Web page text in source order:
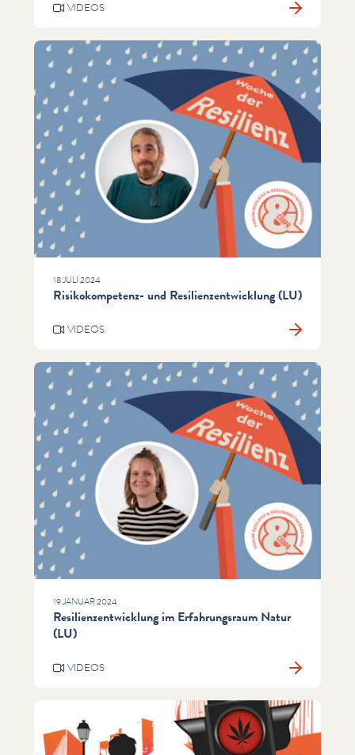
VIDEOS
18 JULI 2024
Risikokompetenz- und Resilienzentwicklung (LU)
VIDEOS
19 JANUAR 2024
Resilienzentwicklung im Erfahrungsraum Natur
(LU)
VIDEOS